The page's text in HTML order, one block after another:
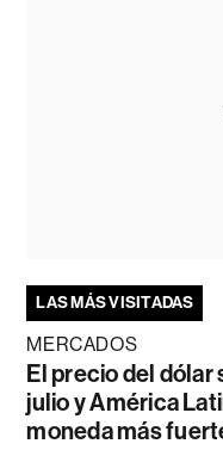
LAS MÁS VISITADAS
MERCADOS
El precio del dólar
julio y América
moneda más